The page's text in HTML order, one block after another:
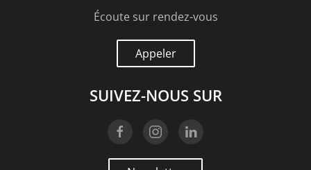
Écoute sur rendez-vous
Appeler
SUIVEZ-NOUS SUR